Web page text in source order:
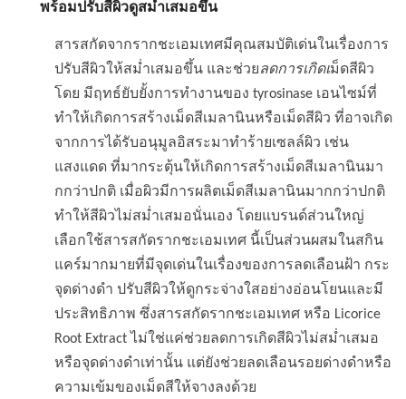
พร้อมปรับสีผิวดูสม่ำเสมอขึ้น
สารสกัดจากรากชะเอมเทศมีคุณสมบัติเด่นในเรื่องการ
ปรับสีผิวให้สม่ำเสมอขึ้น และช่วยลดการเกิดเม็ดสีผิว
โดย มีฤทธ์ยับยั้งการทำงานของ tyrosinase เอนไซม์ที่
ทำให้เกิดการสร้างเม็ดสีเมลานินหรือเม็ดสีผิว ที่อาจเกิด
จากการได้รับอนุมูลอิสระมาทำร้ายเซลล์ผิว เช่น
แสงแดด ที่มากระตุ้นให้เกิดการสร้างเม็ดสีเมลานินมา
กกว่าปกติ เมื่อผิวมีการผลิตเม็ดสีเมลานินมากกว่าปกติ
ทำให้สีผิวไม่สม่ำเสมอนั่นเอง โดยแบรนด์ส่วนใหญ่
เลือกใช้สารสกัดรากชะเอมเทศ นี้เป็นส่วนผสมในสกิน
แคร์มากมายที่มีจุดเด่นในเรื่องของการลดเลือนฝ้า กระ
จุดด่างดำ ปรับสีผิวให้ดูกระจ่างใสอย่างอ่อนโยนและมี
ประสิทธิภาพ ซึ่งสารสกัดรากชะเอมเทศ หรือ Licorice
Root Extract ไม่ใช่แค่ช่วยลดการเกิดสีผิวไม่สม่ำเสมอ
หรือจุดด่างดำเท่านั้น แต่ยังช่วยลดเลือนรอยด่างดำหรือ
ความเข้มของเม็ดสีให้จางลงด้วย